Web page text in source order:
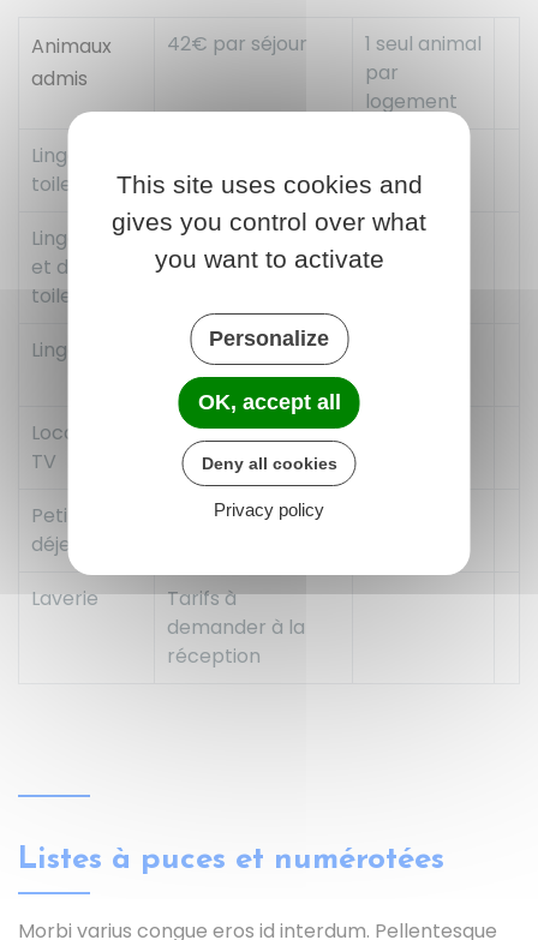
Animaux
admis
42€ par séjour
1 seul animal
par
logement
Linge de
toilette
et par change
Linge de lit
et de
toilette
17€/
personne/change
Linge de lit
10€ / personne
par change
Location de
TV
42€ par semaine
Petit-
déjeuner
10€ par personne
Laverie
Tarifs à
demander à la
réception
Listes à puces et numérotées
Morbi varius congue eros id interdum. Pellentesque
This site uses cookies and
gives you control over what
you want to activate
Personalize
OK, accept all
Deny all cookies
Privacy policy